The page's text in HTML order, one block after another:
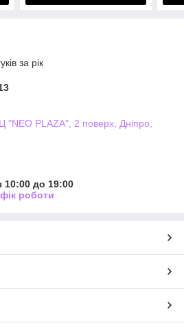
за рік
"NEO PLAZA", 2 поверх, Дніпро,
10:00 до 19:00
роботи